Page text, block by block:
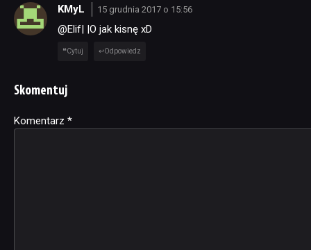
KMyL 15 grudnia 2017 o 15:56
@Elif| |O jak kisnę xD
Cytuj Odpowiedz
Skomentuj
Komentarz *
Alternative: